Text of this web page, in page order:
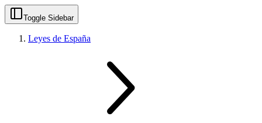
Toggle Sidebar
Leyes de España